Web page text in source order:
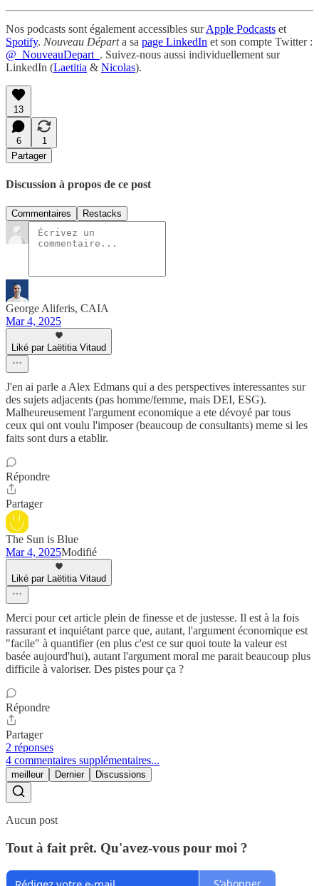
Nos podcasts sont également accessibles surApple Podcasts et
Spotify. Nouveau Départa sa page LinkedIn et son compte Twitter :
@_NouveauDepart_ . Suivez-nous aussi individuellement sur
LinkedIn (Laetitia & Nicolas).
13
6
1
Partager
Discussion à propos de ce post
Commentaires Restacks
George Aliferis, CAIA
Mar 4, 2025
Liké par Laëtitia Vitaud
J'en ai parle a Alex Edmans qui a des perspectives interessantes sur
des sujets adjacents (pas homme/femme, mais DEI, ESG).
Malheureusement l'argument economique a ete dévoyé par tous
ceux qui ont voulu l'imposer (beaucoup de consultants) meme si les
faits sont durs a etablir.
Répondre
Partager
The Sun is Blue
Mar 4, 2025Modifié
Liké par Laëtitia Vitaud
Merci pour cet article plein de finesse et de justesse. Il est à la fois
rassurant et inquiétant parce que, autant, l'argument économique est
"facile" à quantifier (en plus c'est ce sur quoi toute la valeur est
basée aujourd'hui), autant l'argument moral me parait beaucoup plus
difficile à valoriser. Des pistes pour ça ?
Répondre
Partager
2 réponses
4 commentaires supplémentaires...
meilleur Dernier Discussions
Aucun post
Tout à fait prêt. Qu'avez-vous pour moi ?